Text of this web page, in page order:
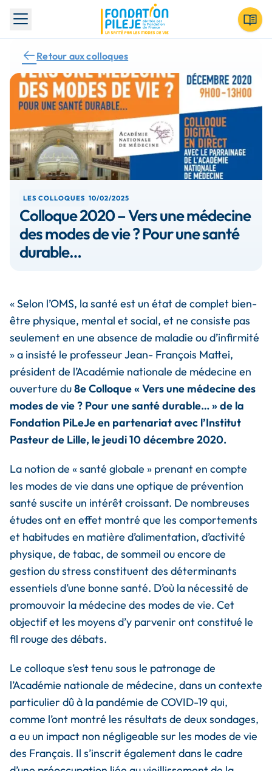
Toggle menu
Retour aux colloques
LES COLLOQUES 10/02/2025
Colloque 2020 – Vers une médecine
des modes de vie ? Pour une santé
durable…
«Selon l’OMS, la santé est un état de complet bien-
être physique, mental et social, et ne consiste pas
seulement en une absence de maladie ou d’infirmité
» a insisté le professeur Jean- François Mattei,
président de l’Académie nationale de médecine en
ouverture du8e Colloque « Vers une médecine des
modes de vie ? Pour une santé durable… » de la
Fondation PiLeJe en partenariat avec l’Institut
Pasteur de Lille, le jeudi 10 décembre 2020.
La notion de « santé globale » prenant en compte
les modes de vie dans une optique de prévention
santé suscite un intérêt croissant. De nombreuses
études ont en effet montré que les comportements
et habitudes en matière d’alimentation, d’activité
physique, de tabac, de sommeil ou encore de
gestion du stress constituent des déterminants
essentiels d’une bonne santé. D’où la nécessité de
promouvoir la médecine des modes de vie. Cet
objectif et les moyens d’y parvenir ont constitué le
fil rouge des débats.
Le colloque s’est tenu sous le patronage de
l’Académie nationale de médecine, dans un contexte
particulier dû à la pandémie de COVID-19 qui,
comme l’ont montré les résultats de deux sondages,
a eu un impact non négligeable sur les modes de vie
des Français. Il s’inscrit également dans le cadre